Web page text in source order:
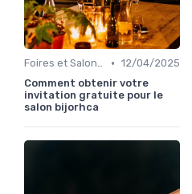
Foires et Salons Grand Public • 12/04/2025
Comment obtenir votre
invitation gratuite pour le
salon bijorhca